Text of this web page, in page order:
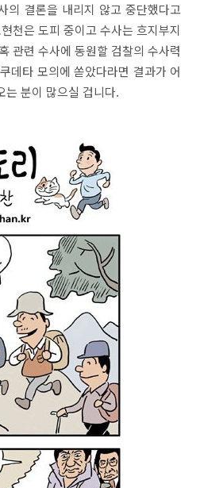
의 결론을 내리지 않고 중단했다고
천은 도피 중이고 수사는 흐지부지
관련 수사에 동원할 검찰의 수사력
데타 모의에 쏟았다라면 결과가 어
는 분이 많으실 겁니다.